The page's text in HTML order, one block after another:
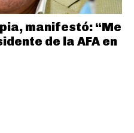
manifestó: “Me
de la AFA en